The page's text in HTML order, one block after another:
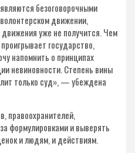
безоговорочными
движении,
уже не получится. Чем
государство,
напомнить о принципах
невиновности. Степень вины
только суд», — убеждена
правоохранителей,
формулировками и выверять
и людям, и действиям.